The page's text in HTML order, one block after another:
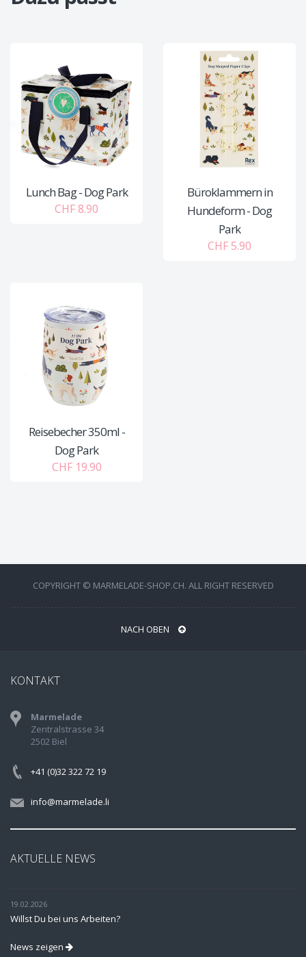
Lunch Bag - Dog Park
CHF 8.90
Büroklammern in
Hundeform - Dog
Park
CHF 5.90
Reisebecher 350ml -
Dog Park
CHF 19.90
COPYRIGHT © MARMELADE-SHOP.CH. ALL RIGHT RESERVED
NACH OBEN
KONTAKT
Marmelade
Zentralstrasse 34
2502 Biel
+41 (0)32 322 72 19
info@marmelade.li
AKTUELLE NEWS
19.02.2026
Willst Du bei uns Arbeiten?
News zeigen